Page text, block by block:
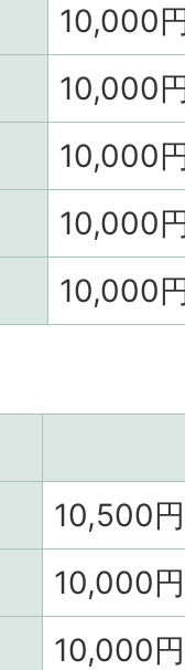
10,000
10,000
10,000
10,000
10,000
10,500円
10,000円
10,000円